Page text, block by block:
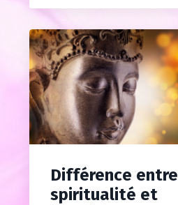
Différence entre
spiritualité et